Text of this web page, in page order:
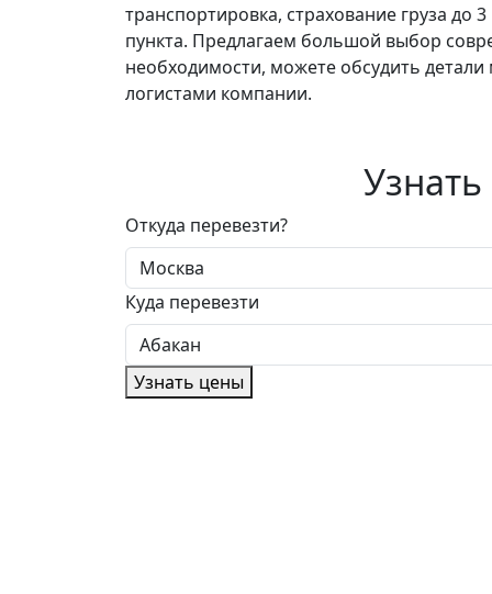
транспортировка, страхование груза
пункта. Предлагаем большой выбор
необходимости, можете обсудить
логистами компании.
Откуда перевезти?
Куда перевезти
Узнать цены